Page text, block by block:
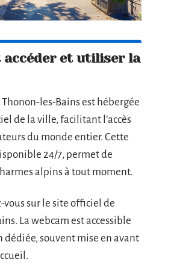
accéder et utiliser la
Thonon-les-Bains est hébergée
de la ville, facilitant l’accès
du monde entier. Cette
24/7, permet de
alpins à tout moment.
vous sur le site officiel de
La webcam est accessible
dédiée, souvent mise en avant